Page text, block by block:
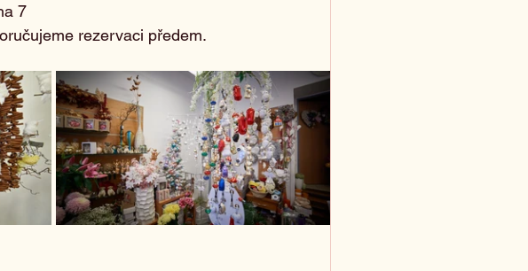
7
rezervaci předem.